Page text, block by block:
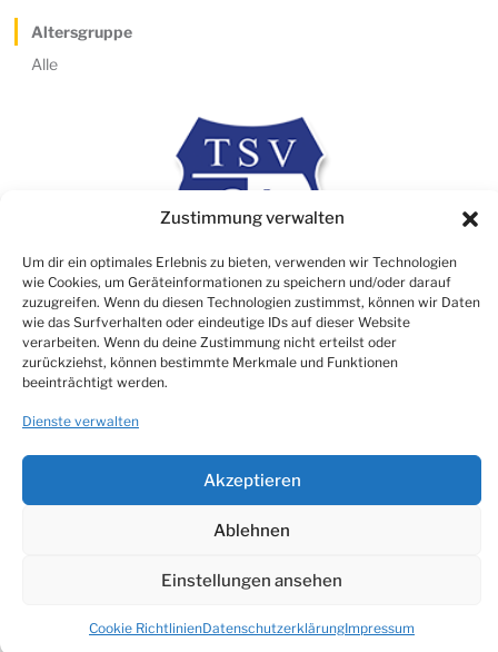
Zustimmung verwalten
Um dir ein optimales Erlebnis zu bieten, verwenden wir Technologien
wie Cookies, um Geräteinformationen zu speichern und/oder darauf
zuzugreifen. Wenn du diesen Technologien zustimmst, können wir Daten
wie das Surfverhalten oder eindeutige IDs auf dieser Website
verarbeiten. Wenn du deine Zustimmung nicht erteilst oder
zurückziehst, können bestimmte Merkmale und Funktionen
beeinträchtigt werden.
Dienste verwalten
Akzeptieren
Ablehnen
Einstellungen ansehen
Cookie RichtlinienDatenschutzerklärungImpressum
Altersgruppe
Alle
Rechtliches
Impressum